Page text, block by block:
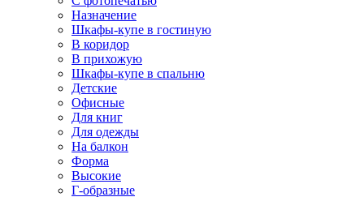
Назначение
Шкафы-купе в гостиную
В коридор
В прихожую
Шкафы-купе в спальню
Детские
Офисные
Для книг
Для одежды
На балкон
Форма
Высокие
Г-образные